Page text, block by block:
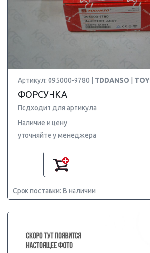
Артикул: 095000-9780 | TDDANSO
ФОРСУНКА
Подходит для артикула
Наличие и цену
уточняйте у менеджера
Срок поставки: В наличии